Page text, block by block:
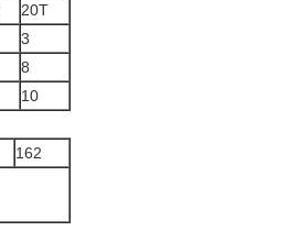
20T
3
8
10
162